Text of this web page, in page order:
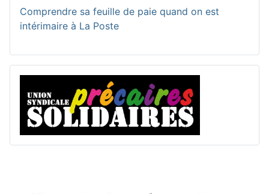
Comprendre sa feuille de paie quand on est
intérimaire à La Poste